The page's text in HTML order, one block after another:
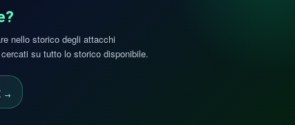
nello storico degli attacchi
su tutto lo storico disponibile.
→